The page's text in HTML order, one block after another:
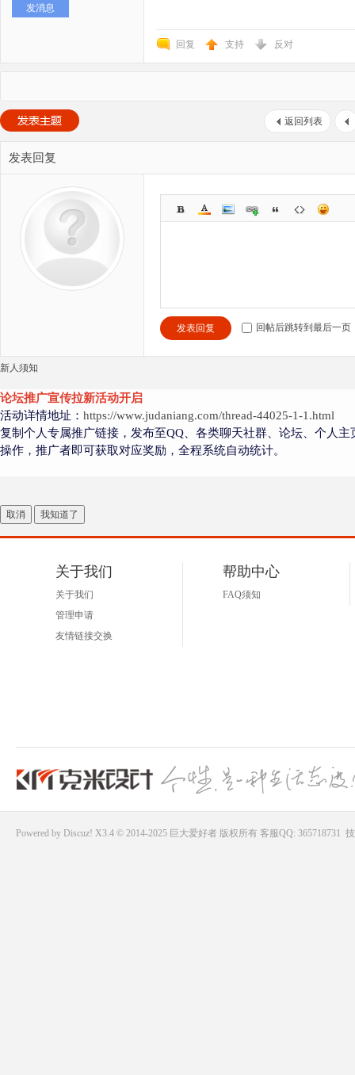
发消息
回复 支持 反对
返回列表
发表回复
发表回复 回帖后跳转到最后一页
新人须知
论坛推广宣传拉新活动开启
活动详情地址： https://www.judaniang.com/thread-44025-1-1.html
复制个人专属推广链接，发布至QQ、各类聊天社群、论坛、个人
操作，推广者即可获取对应奖励，全程系统自动统计。
取消 我知道了
关于我们
关于我们
管理申请
友情链接交换
帮助中心
FAQ须知
Powered by Discuz! X3.4 © 2014-2025 巨大爱好者版权所有 客服QQ: 365718731